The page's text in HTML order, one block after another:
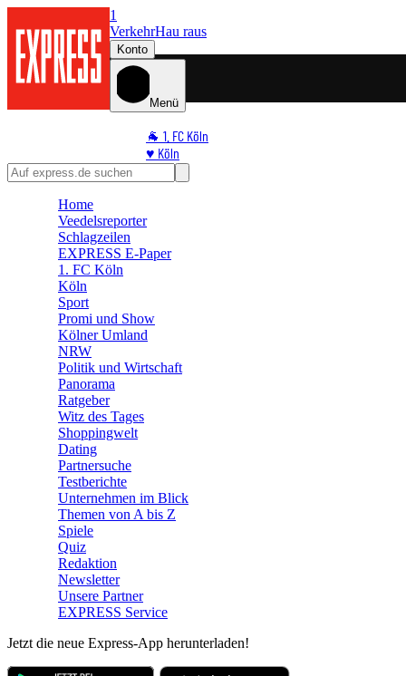
1
VerkehrHau raus
Konto
Menü
🐐 1. FC Köln
♥️ Köln
⭐ Promi
🛒 Shoppingwelt
Home
Veedelsreporter
Schlagzeilen
EXPRESS E-Paper
1. FC Köln
Köln
Sport
Promi und Show
Kölner Umland
NRW
Politik und Wirtschaft
Panorama
Ratgeber
Witz des Tages
Shoppingwelt
Dating
Partnersuche
Testberichte
Unternehmen im Blick
Themen von A bis Z
Spiele
Quiz
Redaktion
Newsletter
Unsere Partner
EXPRESS Service
Jetzt die neue Express-App herunterladen!